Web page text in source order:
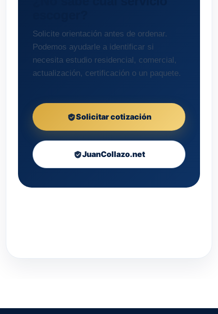
Solicite orientación antes de ordenar.
Podemos ayudarle a identificar si
necesita estudio residencial, comercial,
actualización, certificación o un paquete.
Solicitar cotización
JuanCollazo.net